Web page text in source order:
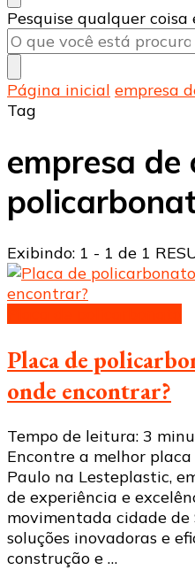
Procurando
algo?
Pesquise qualquer coisa
Página inicial empresa
Tag
empresa de
Exibindo: 1 - 1 de 1
Placa de
onde encontrar?
Tempo de leitura: 3
Encontre a melhor
Paulo na Lesteplastic,
de experiência e
movimentada cidade de
soluções inovadoras e
construção e …